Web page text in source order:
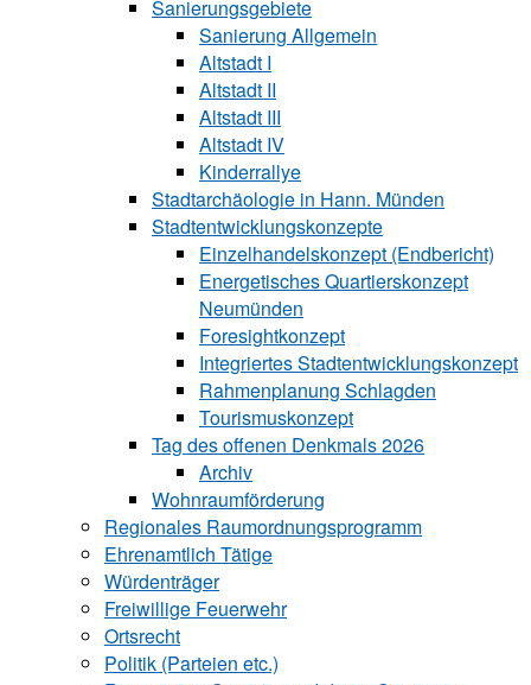
Sanierungsgebiete
Sanierung All‍ge‍mein
Altstadt I
Altstadt II
Altstadt III
Altstadt IV
Kinderrallye
Stadtarchäologie in Hann. Münden
Stadtentwicklungskon‍zepte
Einzelhandelskonzept (Endbericht)
Energetisches Quartierskonzept
Neumünden
Foresightkonzept
Integriertes Stadtentwicklungskonzept
Rahmenplanung Schlagden
Tourismuskonzept
Tag des offenen Denkmals 2026
Archiv
Wohnraumförderung
Regionales Raumordnungsprogramm
Ehrenamtlich Tätige
Würdenträger
Freiwillige Feuerwehr
Ortsrecht
Politik (Parteien etc.)